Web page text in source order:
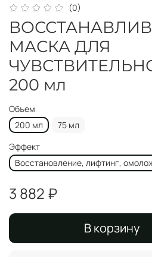
(0)
МАСКА ДЛЯ
200 мл
Объем
200 мл
75 мл
Эффект
Восстановление, лифтинг,
3 882 ₽
В корзину